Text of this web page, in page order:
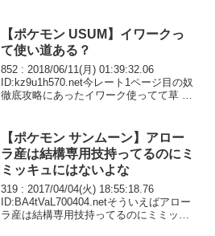
【ポケモン USUM】イワークっ
て使い道ある？
852 : 2018/06/11(月) 01:39:32.06
ID:kz9u1h570.net今レート1ページ目の奴
徹底攻略にあったイワーク使ってて草 あ
【ポケモン サンムーン】アロー
ラ産は結構専用技持ってるのにミ
ミッキュにはないよな
319 : 2017/04/04(火) 18:55:18.76
ID:BA4tVaL700404.netそういえばアロー
ラ産は結構専用技持ってるのにミミッキ